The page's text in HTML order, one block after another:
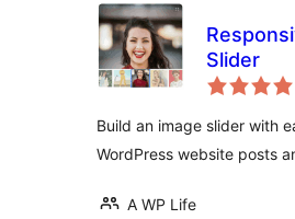
Slider
Build an image slider with
WordPress website posts
A WP Life